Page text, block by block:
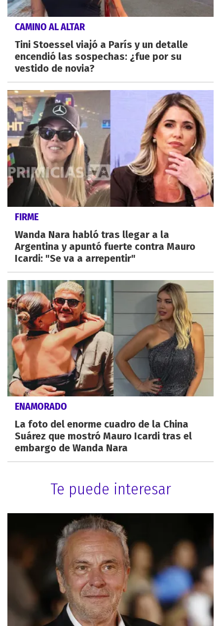
CAMINO AL ALTAR
Tini Stoessel viajó a París y un detalle
encendió las sospechas: ¿fue por su
vestido de novia?
FIRME
Wanda Nara habló tras llegar a la
Argentina y apuntó fuerte contra Mauro
Icardi: "Se va a arrepentir"
ENAMORADO
La foto del enorme cuadro de la China
Suárez que mostró Mauro Icardi tras el
embargo de Wanda Nara
Te puede interesar